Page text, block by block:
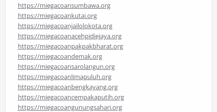
https://miegacoansumbawa.org
https://miegacoankutai.org
https://miegacoanjailolokota.org
https://miegacoanacehpidiejaya.org
https://miegacoanpakpakbharat.org
https://miegacoandemak.org
https://miegacoansarolangun.org
https://miegacoanlimapuluh.org
https://miegacoanbengkayang.org
https://miegacoancempakaputih.org
https://miegacoangunungsahari.org